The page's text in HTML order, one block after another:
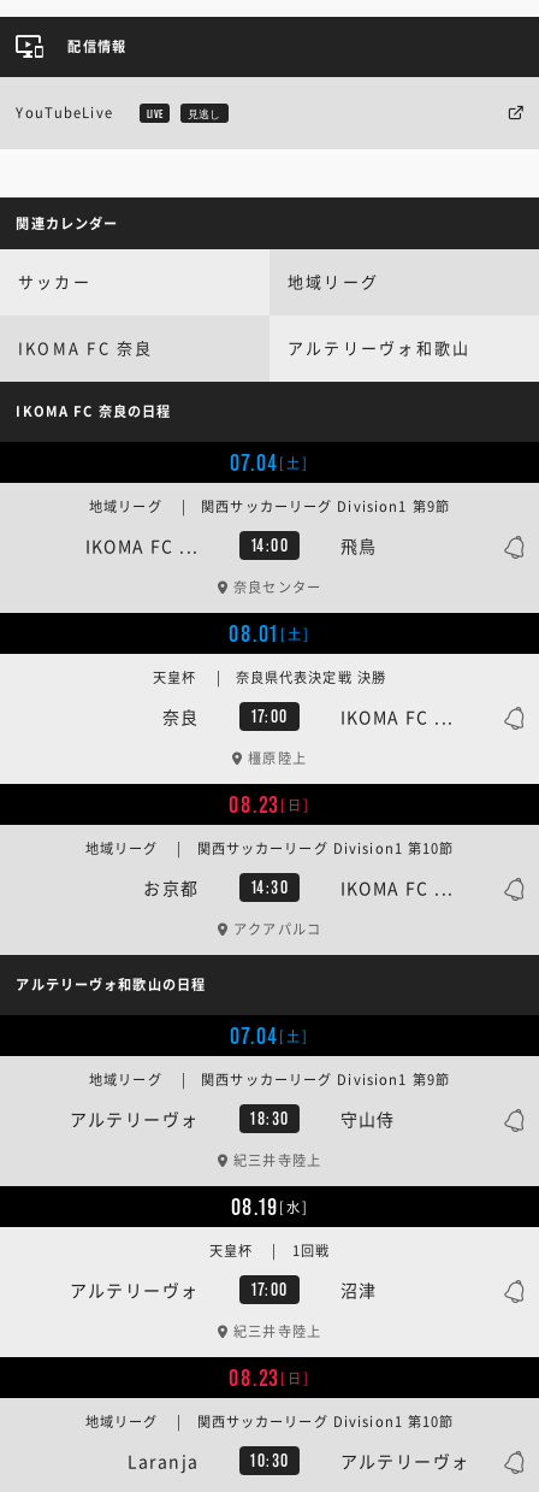
配信情報
YouTubeLive LIVE 見逃し
関連カレンダー
サッカー 地域リーグ
IKOMA FC 奈良 アルテリーヴォ和歌山
IKOMA FC 奈良の日程
07.04[土]
IKOMA FC ... 14:00 飛鳥
地域リーグ | 関西サッカーリーグ Division1 第9節
奈良センター
08.01 [土]
奈良 17:00 IKOMA FC ...
天皇杯 | 奈良県代表決定戦 決勝
橿原陸上
08.23[日]
お京都 14:30 IKOMA FC ...
地域リーグ | 関西サッカーリーグ Division1 第10節
アクアパルコ
アルテリーヴォ和歌山の日程
07.04[土]
アルテリーヴォ 18:30 守山侍
地域リーグ | 関西サッカーリーグ Division1 第9節
紀三井寺陸上
08.19[水]
アルテリーヴォ 17:00 沼津
天皇杯 | 1回戦
紀三井寺陸上
08.23[日]
Laranja 10:30 アルテリーヴォ
地域リーグ | 関西サッカーリーグ Division1 第10節